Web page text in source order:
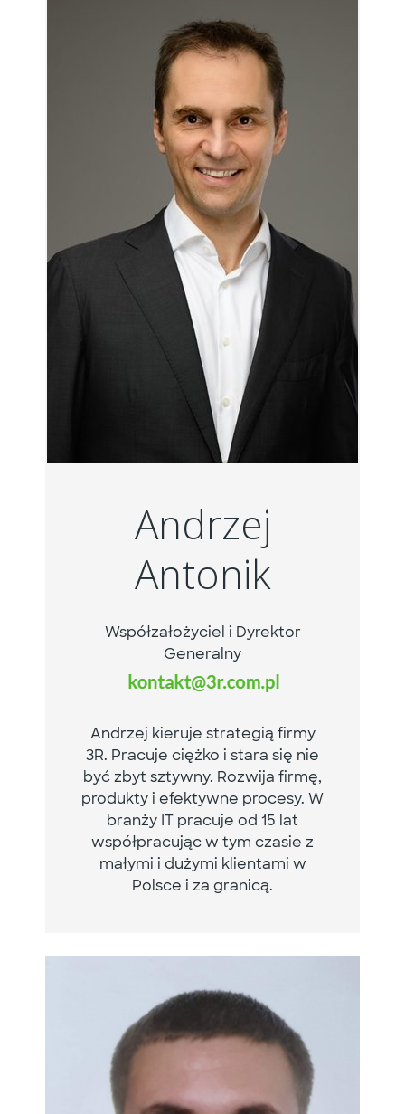
Andrzej
Antonik
Współzałożyciel i Dyrektor
Generalny
Andrzej kieruje strategią firmy
3R. Pracuje ciężko i stara się nie
być zbyt sztywny. Rozwija firmę,
produkty i efektywne procesy. W
branży IT pracuje od 15 lat
współpracując w tym czasie z
małymi i dużymi klientami w
Polsce i za granicą.